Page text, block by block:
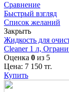
Сравнение
Быстрый взгляд
Список желаний
Закрыть
Жидкость для
Cleaner 1 л,
Оценка 0 из 5
Цена: 7 150 тг.
Купить